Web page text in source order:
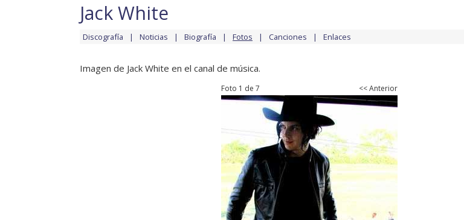
Jack White
Discografía Noticias Biografía Fotos Canciones Enlaces
Imagen de Jack White en el canal de música.
Foto 1 de 7 << Anterior